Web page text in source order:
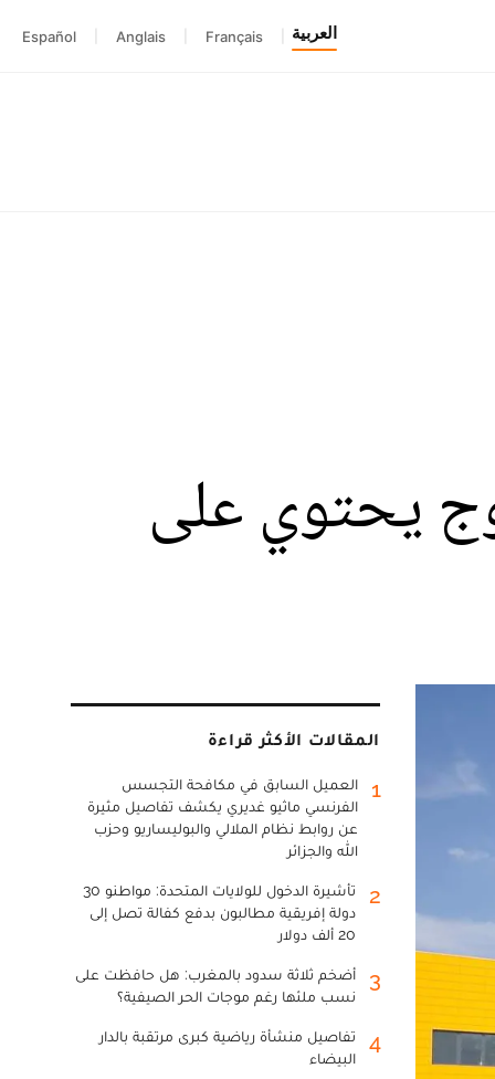
العربية Français
Anglais
Español
يحتوي على
المقالات الأكثر قراءة
1
العميل السابق في مكافحة التجسس
الفرنسي ماثيو غديري يكشف تفاصيل مثيرة
عن روابط نظام الملالي والبوليساريو وحزب
الله والجزائر
2
تأشيرة الدخول للولايات المتحدة: مواطنو 30
دولة إفريقية مطالبون بدفع كفالة تصل إلى
20 ألف دولار
3
أضخم ثلاثة سدود بالمغرب: هل حافظت على
نسب ملئها رغم موجات الحر الصيفية؟
4
تفاصيل منشأة رياضية كبرى مرتقبة بالدار
البيضاء